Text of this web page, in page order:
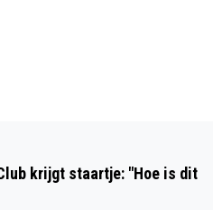
krijgt staartje: "Hoe is dit